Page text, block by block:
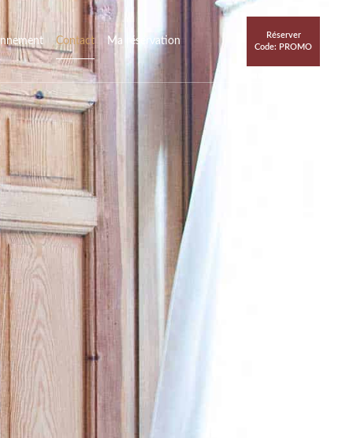
Contact Ma réservation
Réserver
Code: PROMO